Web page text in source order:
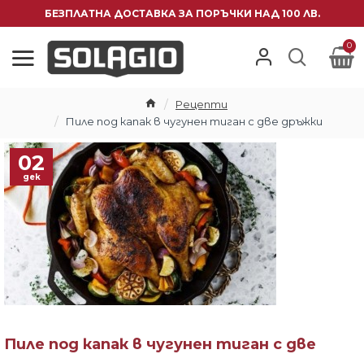
БЕЗПЛАТНА ДОСТАВКА ЗА ПОРЪЧКИ НАД 100 ЛВ.
0
Рецепти
Пиле под капак в чугунен тиган с две дръжки
02
дек
Пиле под капак в чугунен тиган с две